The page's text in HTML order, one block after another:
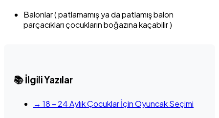
Balonlar ( patlamamış ya da patlamış balon
parçacıkları çocukların boğazına kaçabilir )
📚 İlgili Yazılar
→ 18 – 24 Aylık Çocuklar İçin Oyuncak Seçimi